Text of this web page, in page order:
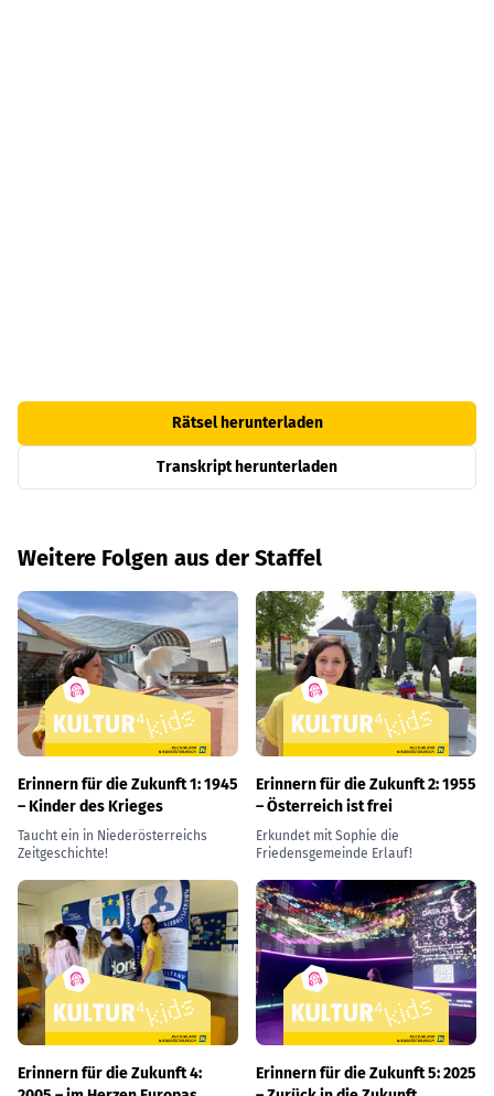
Rätsel herunterladen
Transkript herunterladen
Weitere Folgen aus der Staffel
Erinnern für die Zukunft 1: 1945
– Kinder des Krieges
Taucht ein in Niederösterreichs
Zeitgeschichte!
Erinnern für die Zukunft 2: 1955
– Österreich ist frei
Erkundet mit Sophie die
Friedensgemeinde Erlauf!
Erinnern für die Zukunft 4:
Erinnern für die Zukunft 5: 2025